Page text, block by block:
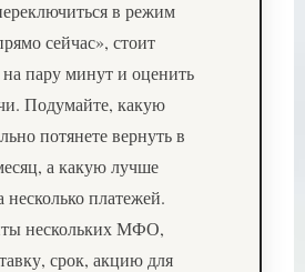
в режим
сейчас», стоит
на пару минут и оценить
Подумайте, какую
потянете вернуть в
а какую лучше
несколько платежей.
нескольких МФО,
срок, акцию для